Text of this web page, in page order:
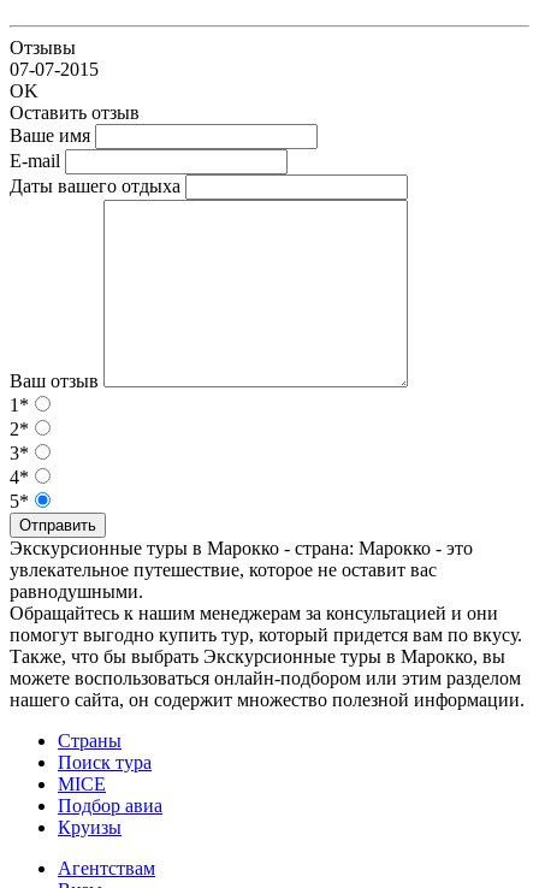
Отзывы
07-07-2015
OK
Оставить отзыв
Ваше имя
E-mail
Даты вашего отдыха
Ваш отзыв
1*
2*
3*
4*
5*
Отправить
Экскурсионные туры в Марокко - страна: Марокко - это
увлекательное путешествие, которое не оставит вас
равнодушными.
Обращайтесь к нашим менеджерам за консультацией и они
помогут выгодно купить тур, который придется вам по вкусу.
Также, что бы выбрать Экскурсионные туры в Марокко, вы
можете воспользоваться онлайн-подбором или этим разделом
нашего сайта, он содержит множество полезной информации.
Страны
Поиск тура
MICE
Подбор авиа
Круизы
Агентствам